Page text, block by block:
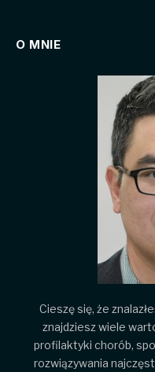
O MNIE
Cieszę się, że
znajdziesz wiele
profilaktyki chorób,
rozwiązywania